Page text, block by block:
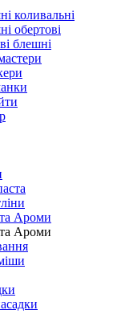
коливальні
обертові
блешні
Ароми
Ароми